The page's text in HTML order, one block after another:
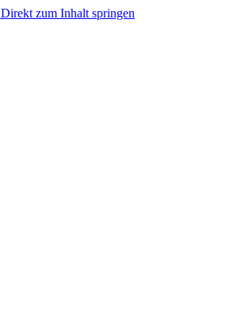
Direkt zum Inhalt springen